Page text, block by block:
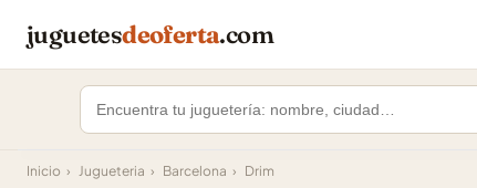
juguetesdeoferta.com
Inicio › Jugueteria › Barcelona › Drim